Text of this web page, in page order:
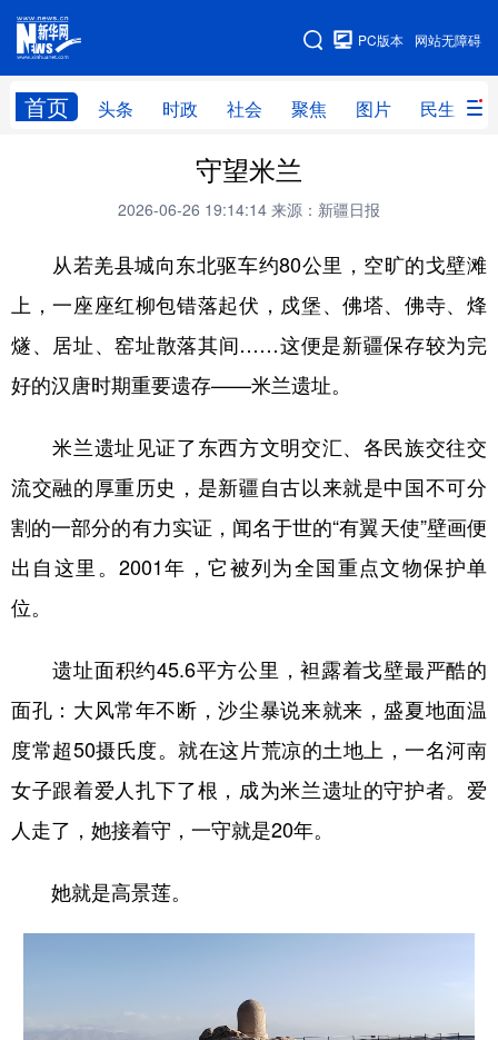
网站无障碍
PC版本
首页 头条 时政 社会 聚焦 图片 民生
网站地图
时政 社会
民生 访谈
访惠聚 专题 服务 援疆
云游新疆 云端悦读 云看书画 光影新疆
人事频道 融媒体联播 廉政频道 新华视角看新疆
地方频道
北京 天津 河北 山西
辽宁 吉林 上海 江苏
浙江 安徽 福建 江西
广东 广西 海南 重庆
四川 贵州 云南 西藏
黑龙江
多语种频道
守望米兰
2026-06-26 19:14:14 来源：新疆日报
从若羌县城向东北驱车约80公里，空旷的戈壁滩
上，一座座红柳包错落起伏，戍堡、佛塔、佛寺、烽
燧、居址、窑址散落其间……这便是新疆保存较为完
好的汉唐时期重要遗存——米兰遗址。
米兰遗址见证了东西方文明交汇、各民族交往交
流交融的厚重历史，是新疆自古以来就是中国不可分
割的一部分的有力实证，闻名于世的“有翼天使”壁画便
出自这里。2001年，它被列为全国重点文物保护单
位。
遗址面积约45.6平方公里，袒露着戈壁最严酷的
面孔：大风常年不断，沙尘暴说来就来，盛夏地面温
度常超50摄氏度。就在这片荒凉的土地上，一名河南
女子跟着爱人扎下了根，成为米兰遗址的守护者。爱
人走了，她接着守，一守就是20年。
她就是高景莲。